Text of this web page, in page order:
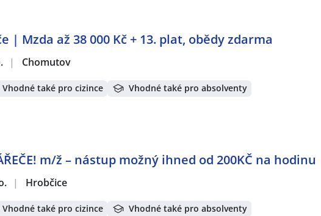
| Mzda až 38 000 Kč + 13. plat, obědy zdarma
| Chomutov
Vhodné také pro cizince Vhodné také pro absolventy
m/ž – nástup možný ihned od 200KČ na hodinu
| Hrobčice
Vhodné také pro cizince Vhodné také pro absolventy